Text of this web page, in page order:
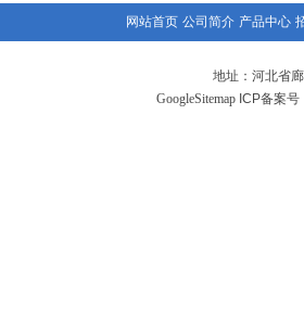
网站首页 公司简介 产品中心
地址：河北省
GoogleSitemap ICP备案号